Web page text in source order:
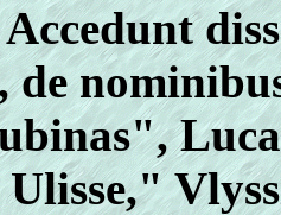
de